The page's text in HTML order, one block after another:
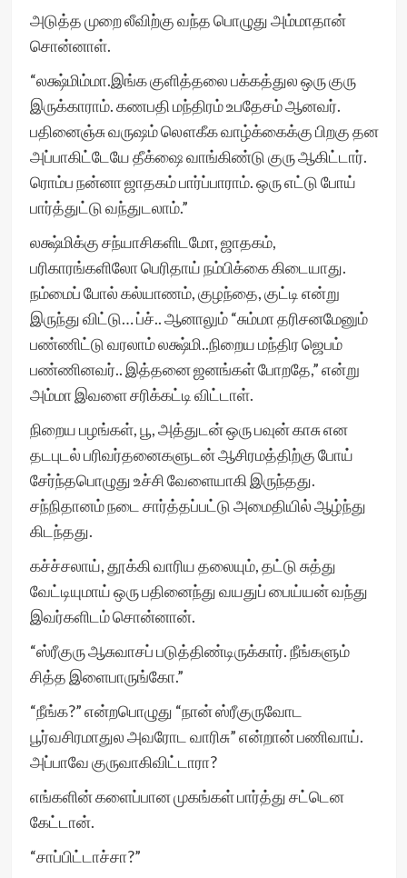
அடுத்த முறை லீவிற்கு வந்த பொழுது அம்மாதான்
சொன்னாள்.
“லக்ஷ்மிம்மா.இங்க குளித்தலை பக்கத்துல ஒரு குரு
இருக்காராம். கணபதி மந்திரம் உபதேசம் ஆனவர்.
பதினைஞ்சு வருஷம் லௌகீக வாழ்க்கைக்கு பிறகு தன
அப்பாகிட்டேயே தீக்ஷை வாங்கிண்டு குரு ஆகிட்டார்.
ரொம்ப நன்னா ஜாதகம் பார்ப்பாராம். ஒரு எட்டு போய்
பார்த்துட்டு வந்துடலாம்.”
லக்ஷ்மிக்கு சந்யாசிகளிடமோ, ஜாதகம்,
பரிகாரங்களிலோ பெரிதாய் நம்பிக்கை கிடையாது.
நம்மைப் போல் கல்யாணம், குழந்தை, குட்டி என்று
இருந்து விட்டு… ப்ச்.. ஆனாலும் “சும்மா தரிசனமேனும்
பண்ணிட்டு வரலாம் லக்ஷ்மி..நிறைய மந்திர ஜெபம்
பண்ணினவர்.. இத்தனை ஜனங்கள் போறதே,” என்று
அம்மா இவளை சரிக்கட்டி விட்டாள்.
நிறைய பழங்கள், பூ, அத்துடன் ஒரு பவுன் காசு என
தடபுடல் பரிவர்தனைகளுடன் ஆசிரமத்திற்கு போய்
சேர்ந்தபொழுது உச்சி வேளையாகி இருந்தது.
சந்நிதானம் நடை சார்த்தப்பட்டு அமைதியில் ஆழ்ந்து
கிடந்தது.
கச்ச்சலாய், தூக்கி வாரிய தலையும், தட்டு சுத்து
வேட்டியுமாய் ஒரு பதினைந்து வயதுப் பைய்யன் வந்து
இவர்களிடம் சொன்னான்.
“ஸ்ரீகுரு ஆசுவாசப் படுத்திண்டிருக்கார். நீங்களும்
சித்த இளைபாருங்கோ.”
“நீங்க?” என்றபொழுது “நான் ஸ்ரீகுருவோட
பூர்வசிரமாதுல அவரோட வாரிசு” என்றான் பணிவாய்.
அப்பாவே குருவாகிவிட்டாரா?
எங்களின் களைப்பான முகங்கள் பார்த்து சட்டென
கேட்டான்.
“சாப்பிட்டாச்சா?”